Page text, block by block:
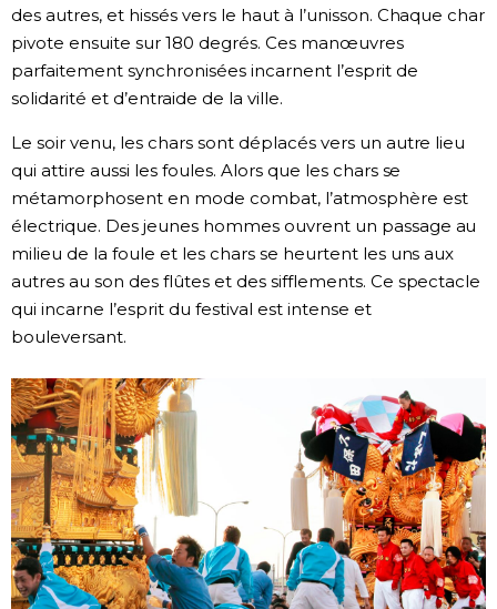
des autres, et hissés vers le haut à l’unisson. Chaque char
pivote ensuite sur 180 degrés. Ces manœuvres
parfaitement synchronisées incarnent l’esprit de
solidarité et d’entraide de la ville.
Le soir venu, les chars sont déplacés vers un autre lieu
qui attire aussi les foules. Alors que les chars se
métamorphosent en mode combat, l’atmosphère est
électrique. Des jeunes hommes ouvrent un passage au
milieu de la foule et les chars se heurtent les uns aux
autres au son des flûtes et des sifflements. Ce spectacle
qui incarne l’esprit du festival est intense et
bouleversant.